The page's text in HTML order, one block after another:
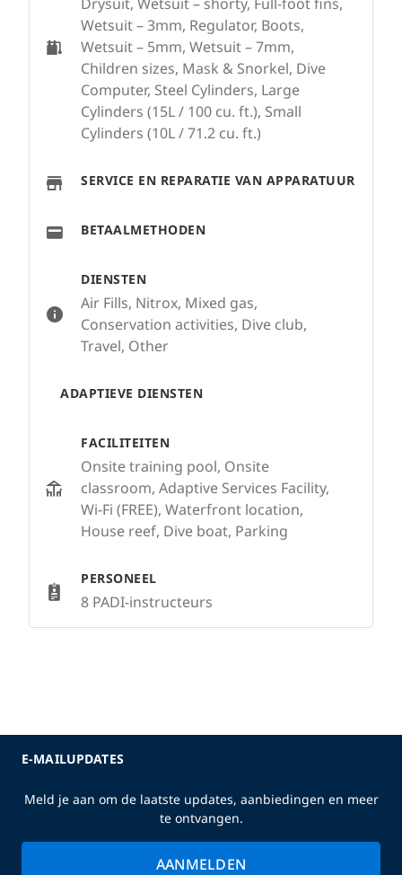
DIENSTEN
Air Fills, Nitrox, Mixed gas,
Conservation activities, Dive club,
Travel, Other
ADAPTIEVE DIENSTEN
FACILITEITEN
Onsite training pool, Onsite
classroom, Adaptive Services Facility,
Wi-Fi (FREE), Waterfront location,
House reef, Dive boat, Parking
PERSONEEL
8 PADI-instructeurs
Wetsuit – 3mm, Regulator, Boots,
Wetsuit – 5mm, Wetsuit – 7mm,
Children sizes, Mask & Snorkel, Dive
Computer, Steel Cylinders, Large
Cylinders (15L / 100 cu. ft.), Small
Cylinders (10L / 71.2 cu. ft.)
SERVICE EN REPARATIE VAN APPARATUUR
BETAALMETHODEN
E-MAILUPDATES
Meld je aan om de laatste updates, aanbiedingen en meer
te ontvangen.
AANMELDEN